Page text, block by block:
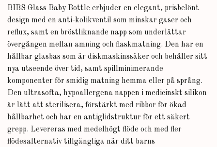
BIBS Glass Baby Bottle erbjuder en elegant, prisbelönt
design med en anti-kolikventil som minskar gaser och
reflux, samt en bröstliknande napp som underlättar
övergången mellan amning och flaskmatning. Den har en
hållbar glasbas som är diskmaskinssäker och behåller sitt
nya utseende över tid, samt spillminimerande
komponenter för smidig matning hemma eller på språng.
Den ultrasofta, hypoallergena nappen i medicinskt silikon
är lätt att sterilisera, förstärkt med ribbor för ökad
hållbarhet och har en antiglidstruktur för ett säkert
grepp. Levereras med medelhögt flöde och med fler
flödesalternativ tillgängliga när ditt barns